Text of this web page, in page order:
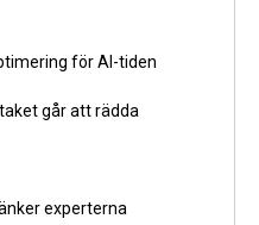
för AI-tiden
går att rädda
experterna